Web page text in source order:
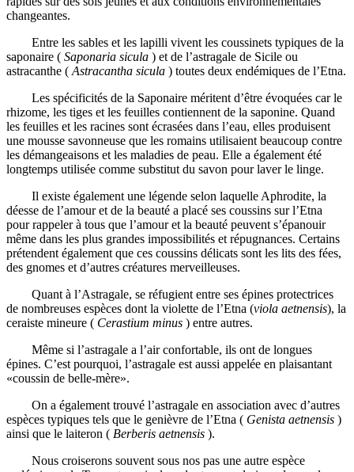
changeantes.
Entre les sables et les lapilli vivent les coussinets typiques de la
saponaire ( Saponaria sicula ) et de l’astragale de Sicile ou
astracanthe ( Astracantha sicula ) toutes deux endémiques de l’Etna.
Les spécificités de la Saponaire méritent d’être évoquées car le
rhizome, les tiges et les feuilles contiennent de la saponine. Quand
les feuilles et les racines sont écrasées dans l’eau, elles produisent
une mousse savonneuse que les romains utilisaient beaucoup contre
les démangeaisons et les maladies de peau. Elle a également été
longtemps utilisée comme substitut du savon pour laver le linge.
Il existe également une légende selon laquelle Aphrodite, la
déesse de l’amour et de la beauté a placé ses coussins sur l’Etna
pour rappeler à tous que l’amour et la beauté peuvent s’épanouir
même dans les plus grandes impossibilités et répugnances. Certains
prétendent également que ces coussins délicats sont les lits des fées,
des gnomes et d’autres créatures merveilleuses.
Quant à l’Astragale, se réfugient entre ses épines protectrices
de nombreuses espèces dont la violette de l’Etna (viola aetnensis), la
ceraiste mineure ( Cerastium minus ) entre autres.
Même si l’astragale a l’air confortable, ils ont de longues
épines. C’est pourquoi, l’astragale est aussi appelée en plaisantant
«coussin de belle-mère».
On a également trouvé l’astragale en association avec d’autres
espèces typiques tels que le genièvre de l’Etna ( Genista aetnensis )
ainsi que le laiteron ( Berberis aetnensis ).
Nous croiserons souvent sous nos pas une autre espèce